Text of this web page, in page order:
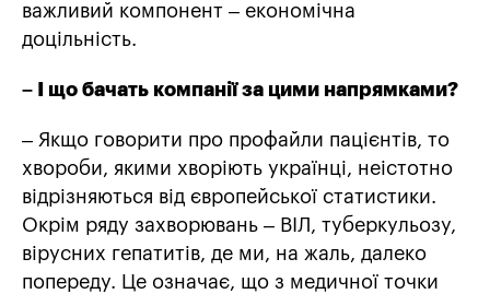
важливий компонент – економічна
доцільність.
– І що бачать компанії за цими напрямками?
– Якщо говорити про профайли пацієнтів, то
хвороби, якими хворіють українці, неістотно
відрізняються від європейської статистики.
Окрім ряду захворювань – ВІЛ, туберкульозу,
вірусних гепатитів, де ми, на жаль, далеко
попереду. Це означає, що з медичної точки